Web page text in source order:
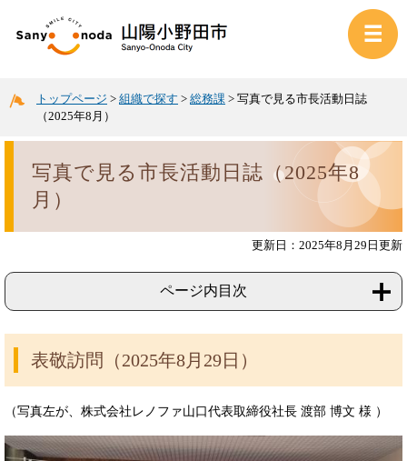
トップページ > 組織で探す > 総務課 > 写真で見る市長活動日誌
（2025年8月）
写真で見る市長活動日誌（2025年8
月）
更新日：2025年8月29日更新
ページ内目次
表敬訪問（2025年8月29日）
（写真左が、株式会社レノファ山口代表取締役社長 渡部 博文 様 ）